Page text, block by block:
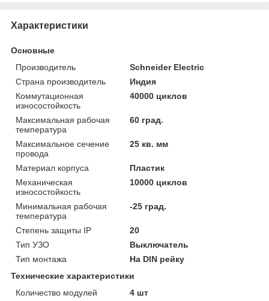
Характеристики
Основные
Производитель
Schneider Electric
Страна производитель
Индия
Коммутационная
износостойкость
40000 циклов
Максимальная рабочая
температура
60 град.
Максимальное сечение
провода
25 кв. мм
Материал корпуса
Пластик
Механическая
износостойкость
10000 циклов
Минимальная рабочая
температура
-25 град.
Степень защиты IP
20
Тип УЗО
Выключатель
Тип монтажа
На DIN рейку
Технические характеристики
Количество модулей
4 шт